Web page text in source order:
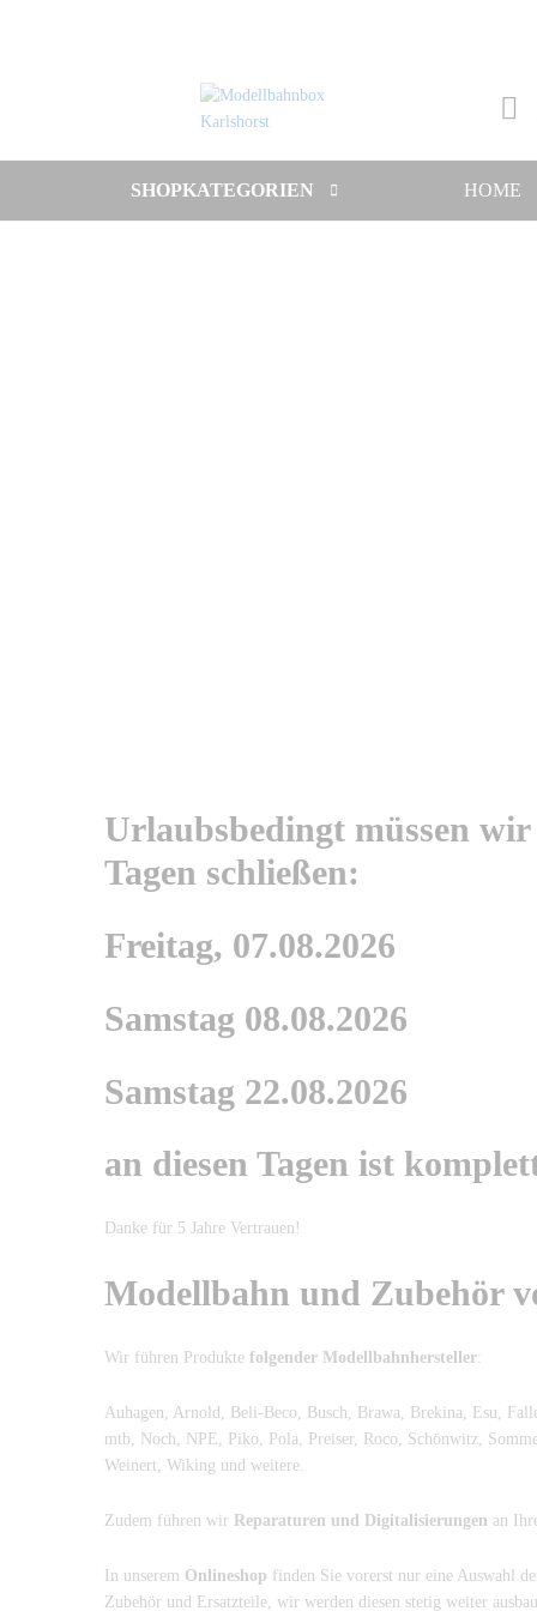
SHOPKATEGORIEN HOME
Urlaubsbedingt müssen wir
Tagen schließen:
Freitag, 07.08.2026
Samstag 08.08.2026
Samstag 22.08.2026
an diesen Tagen ist
Danke für 5 Jahre Vertrauen!
Modellbahn und Zubehör
Wir führen Produkte folgender Modellbahnhersteller:
Auhagen, Arnold, Beli-Beco, Busch, Brawa, Brekina, Esu,
mtb, Noch, NPE, Piko, Pola, Preiser, Roco, Schönwitz,
Weinert, Wiking und weitere.
Zudem führen wir Reparaturen und Digitalisierungen an
In unserem Onlineshop finden Sie vorerst nur eine Auswahl
Zubehör und Ersatzteile, wir werden diesen stetig weiter